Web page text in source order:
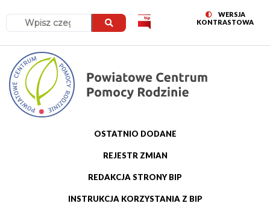
Przejdź
do
menu
Przejdź
do
treści
Przejdź
do
wyszukiwania
Przejdź
do
stopki
Szukaj
SWITCH
TO
WERSJA
KONTRASTOWA
OSTATNIO DODANE
REJESTR ZMIAN
REDAKCJA STRONY BIP
INSTRUKCJA KORZYSTANIA Z BIP